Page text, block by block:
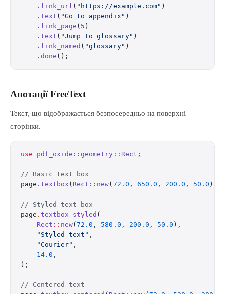
    .
link_url ( "https://example.com" )
    .
text ( "Go to appendix" )
    .
link_page ( 5 )
    .
text ( "Jump to glossary" )
    .
link_named ( "glossary" )
    .
done ();
Анотації FreeText
Текст, що відображається безпосередньо на поверхні
сторінки.
use pdf_oxide :: geometry :: Rect ;
// Basic text box
page . textbox ( Rect :: new( 72.0 , 650.0 , 200.0 , 50.0 ),
// Styled text box
page . textbox_styled (
    Rect
:: new( 72.0 , 580.0 , 200.0 , 50.0 ),
    "Styled text"
,
    "Courier"
,
    14.0
,
);
// Centered text